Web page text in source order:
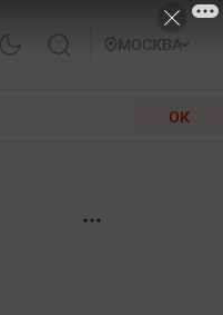
МОСКВА
ОК